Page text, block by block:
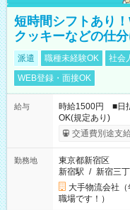
短時間シフトあり
クッキーなどの仕
派遣 職種未経験OK 社会
WEB登録・面接OK
給与
時給1500円 ■日
OK(規定あり)
交通費別途支
勤務地
東京都新宿区
新宿駅 / 新宿三
大手物流会社
職場です！）